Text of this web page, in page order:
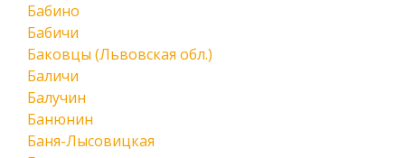
Бабино
Бабичи
Баковцы (Львовская обл.)
Баличи
Балучин
Банюнин
Баня-Лысовицкая